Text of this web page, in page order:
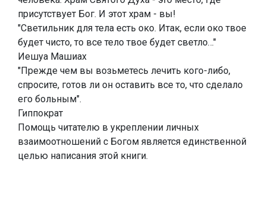
присутствует Бог. И этот храм - вы!
"Светильник для тела есть око. Итак, если око твое
будет чисто, то все тело твое будет светло…"
Иешуа Машиах
"Прежде чем вы возьметесь лечить кого-либо,
спросите, готов ли он оставить все то, что сделало
его больным".
Гиппократ
Помощь читателю в укреплении личных
взаимоотношений с Богом является единственной
целью написания этой книги.